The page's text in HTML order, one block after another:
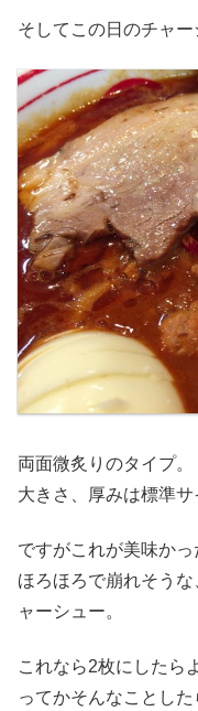
そしてこの日のチャー
両面微炙りのタイプ。
大きさ、厚みは標準サ
ですがこれが美味かっ
ほろほろで崩れそう
ャーシュー。
これなら2枚にしたら
ってかそんなことした